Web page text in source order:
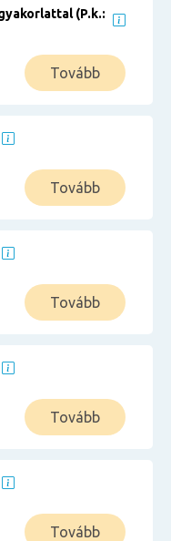
(P.k.:
Tovább
Tovább
Tovább
Tovább
Tovább